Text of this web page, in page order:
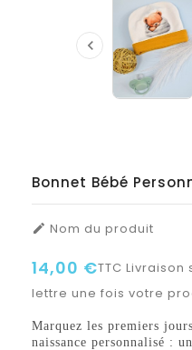

Bonnet Bébé
 Nom du produit
14,00 €TTC Livraison
lettre une fois votre
Marquez les premiers
naissance personnalisé :